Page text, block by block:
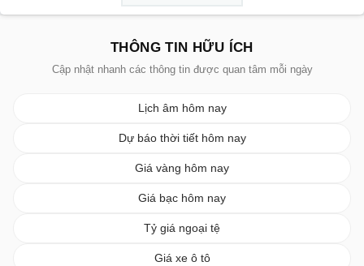
THÔNG TIN HỮU ÍCH
Cập nhật nhanh các thông tin được quan tâm mỗi ngày
Lịch âm hôm nay
Dự báo thời tiết hôm nay
Giá vàng hôm nay
Giá bạc hôm nay
Tỷ giá ngoại tệ
Giá xe ô tô